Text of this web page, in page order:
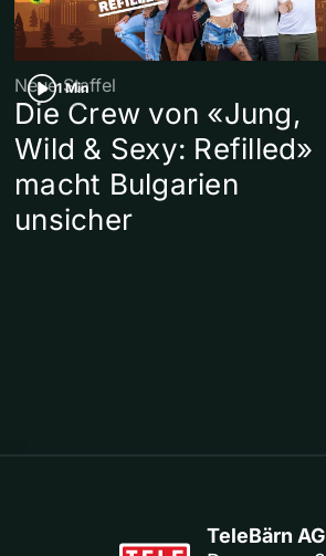
1 Min
Neue Staffel
Die Crew von «Jung,
Wild & Sexy: Refilled»
macht Bulgarien
unsicher
TeleBärn AG